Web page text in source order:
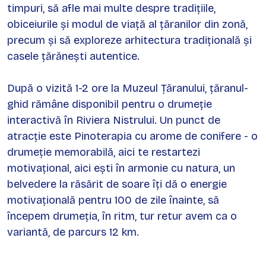
timpuri, să afle mai multe despre tradițiile,
obiceiurile și modul de viață al țăranilor din zonă,
precum și să exploreze arhitectura tradițională și
casele țărănești autentice.
După o vizită 1-2 ore la Muzeul Țăranului, țăranul-
ghid rămâne disponibil pentru o drumeție
interactivă în Riviera Nistrului. Un punct de
atracție este Pinoterapia cu arome de conifere - o
drumeție memorabilă, aici te restartezi
motivațional, aici ești în armonie cu natura, un
belvedere la răsărit de soare îți dă o energie
motivațională pentru 100 de zile înainte, să
începem drumeția, în ritm, tur retur avem ca o
variantă, de parcurs 12 km.